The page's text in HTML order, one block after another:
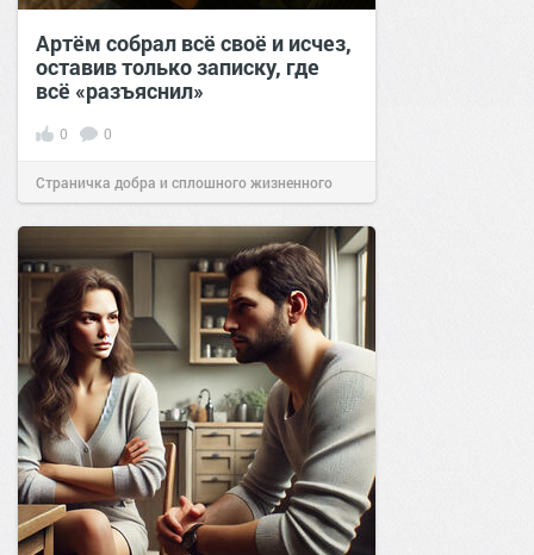
Артём собрал всё своё и исчез,
оставив только записку, где
всё «разъяснил»
0 0
Страничка добра и сплошного жизненного
позитива!15:0027 окт 2025